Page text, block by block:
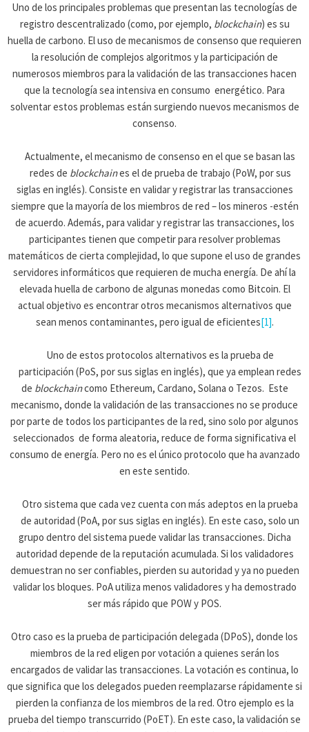
Uno de los principales problemas que presentan las tecnologías de
registro descentralizado (como, por ejemplo, blockchain) es su
huella de carbono. El uso de mecanismos de consenso que requieren
la resolución de complejos algoritmos y la participación de
numerosos miembros para la validación de las transacciones hacen
que la tecnología sea intensiva en consumo energético. Para
solventar estos problemas están surgiendo nuevos mecanismos de
consenso.
Actualmente, el mecanismo de consenso en el que se basan las
redes de blockchaines el de prueba de trabajo (PoW, por sus
siglas en inglés). Consiste en validar y registrar las transacciones
siempre que la mayoría de los miembros de red – los mineros -estén
de acuerdo. Además, para validar y registrar las transacciones, los
participantes tienen que competir para resolver problemas
matemáticos de cierta complejidad, lo que supone el uso de grandes
servidores informáticos que requieren de mucha energía. De ahí la
elevada huella de carbono de algunas monedas como Bitcoin. El
actual objetivo es encontrar otros mecanismos alternativos que
sean menos contaminantes, pero igual de eficientes[1].
Uno de estos protocolos alternativos es la prueba de
participación (PoS, por sus siglas en inglés), que ya emplean redes
de blockchaincomo Ethereum, Cardano, Solana o Tezos. Este
mecanismo, donde la validación de las transacciones no se produce
por parte de todos los participantes de la red, sino solo por algunos
seleccionados de forma aleatoria, reduce de forma significativa el
consumo de energía. Pero no es el único protocolo que ha avanzado
en este sentido.
Otro sistema que cada vez cuenta con más adeptos en la prueba
de autoridad (PoA, por sus siglas en inglés). En este caso, solo un
grupo dentro del sistema puede validar las transacciones. Dicha
autoridad depende de la reputación acumulada. Si los validadores
demuestran no ser confiables, pierden su autoridad y ya no pueden
validar los bloques. PoA utiliza menos validadores y ha demostrado
ser más rápido que POW y POS.
Otro caso es la prueba de participación delegada (DPoS), donde los
miembros de la red eligen por votación a quienes serán los
encargados de validar las transacciones. La votación es continua, lo
que significa que los delegados pueden reemplazarse rápidamente si
pierden la confianza de los miembros de la red. Otro ejemplo es la
prueba del tiempo transcurrido (PoET). En este caso, la validación se